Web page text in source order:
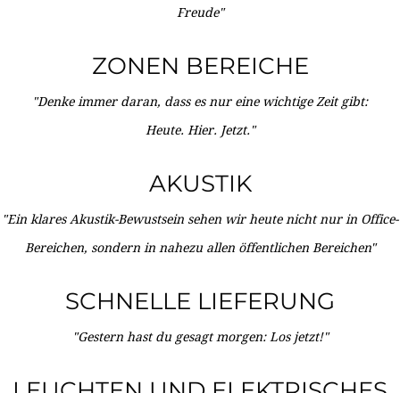
Freude"
ZONEN BEREICHE
"Denke immer daran, dass es nur eine wichtige Zeit gibt:
Heute. Hier. Jetzt."
AKUSTIK
"Ein klares Akustik-Bewustsein sehen wir heute nicht nur in Office-
Bereichen, sondern in nahezu allen öffentlichen Bereichen"
SCHNELLE LIEFERUNG
"Gestern hast du gesagt morgen: Los jetzt!"